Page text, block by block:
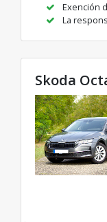
Exención
La
Skoda